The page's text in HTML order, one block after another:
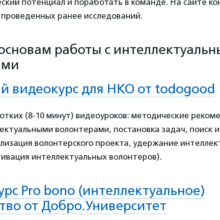
потенциал и поработать в команде. На сайте
проведенных ранее исследований.
работы с
видеокурс для НКО от todogood
(8-10 минут) видеоуроков: методические
волонтерами, постановка задач, поиск
волонтерского проекта, удержание
интеллектуальных волонтеров).
Pro bono (интеллектуальное)
от Добро.Университет